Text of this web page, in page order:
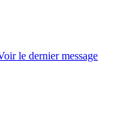
le dernier message